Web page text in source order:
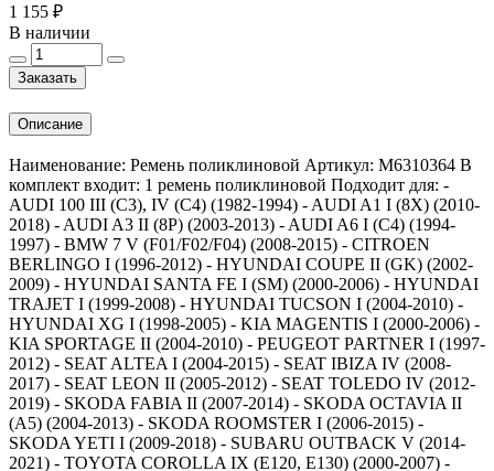
1 155 ₽
В наличии
Заказать
Описание
Наименование: Ремень поликлиновой Артикул: M6310364 В
комплект входит: 1 ремень поликлиновой Подходит для: -
AUDI 100 III (C3), IV (C4) (1982-1994) - AUDI A1 I (8X) (2010-
2018) - AUDI A3 II (8P) (2003-2013) - AUDI A6 I (C4) (1994-
1997) - BMW 7 V (F01/F02/F04) (2008-2015) - CITROEN
BERLINGO I (1996-2012) - HYUNDAI COUPE II (GK) (2002-
2009) - HYUNDAI SANTA FE I (SM) (2000-2006) - HYUNDAI
TRAJET I (1999-2008) - HYUNDAI TUCSON I (2004-2010) -
HYUNDAI XG I (1998-2005) - KIA MAGENTIS I (2000-2006) -
KIA SPORTAGE II (2004-2010) - PEUGEOT PARTNER I (1997-
2012) - SEAT ALTEA I (2004-2015) - SEAT IBIZA IV (2008-
2017) - SEAT LEON II (2005-2012) - SEAT TOLEDO IV (2012-
2019) - SKODA FABIA II (2007-2014) - SKODA OCTAVIA II
(A5) (2004-2013) - SKODA ROOMSTER I (2006-2015) -
SKODA YETI I (2009-2018) - SUBARU OUTBACK V (2014-
2021) - TOYOTA COROLLA IX (E120, E130) (2000-2007) -